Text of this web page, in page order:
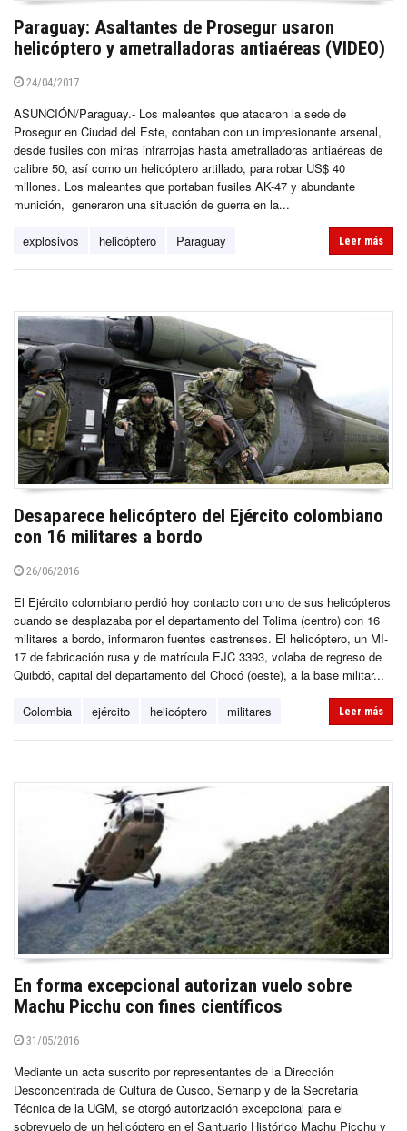
Paraguay: Asaltantes de Prosegur usaron
helicóptero y ametralladoras antiaéreas (VIDEO)
24/04/2017
ASUNCIÓN/Paraguay.- Los maleantes que atacaron la sede de
Prosegur en Ciudad del Este, contaban con un impresionante arsenal,
desde fusiles con miras infrarrojas hasta ametralladoras antiaéreas de
calibre 50, así como un helicóptero artillado, para robar US$ 40
millones. Los maleantes que portaban fusiles AK-47 y abundante
munición, generaron una situación de guerra en la...
explosivos helicóptero Paraguay Leer más
Desaparece helicóptero del Ejército colombiano
con 16 militares a bordo
26/06/2016
El Ejército colombiano perdió hoy contacto con uno de sus helicópteros
cuando se desplazaba por el departamento del Tolima (centro) con 16
militares a bordo, informaron fuentes castrenses. El helicóptero, un MI-
17 de fabricación rusa y de matrícula EJC 3393, volaba de regreso de
Quibdó, capital del departamento del Chocó (oeste), a la base militar...
Colombia ejército helicóptero militares Leer más
En forma excepcional autorizan vuelo sobre
Machu Picchu con fines científicos
31/05/2016
Mediante un acta suscrito por representantes de la Dirección
Desconcentrada de Cultura de Cusco, Sernanp y de la Secretaría
Técnica de la UGM, se otorgó autorización excepcional para el
sobrevuelo de un helicóptero en el Santuario Histórico Machu Picchu y